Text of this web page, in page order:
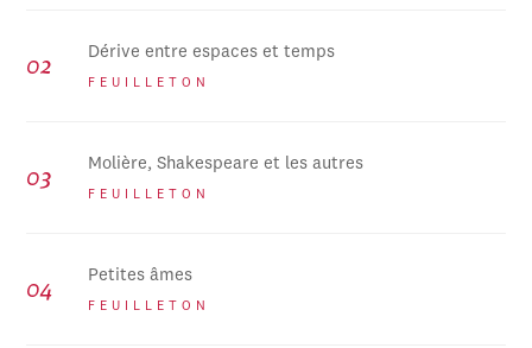
Dérive entre espaces et temps
FEUILLETON
Molière, Shakespeare et les autres
FEUILLETON
Petites âmes
FEUILLETON